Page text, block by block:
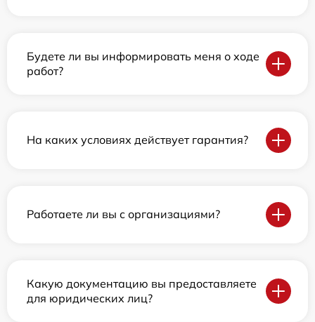
Будете ли вы информировать меня о ходе
работ?
На каких условиях действует гарантия?
Работаете ли вы с организациями?
Какую документацию вы предоставляете
для юридических лиц?